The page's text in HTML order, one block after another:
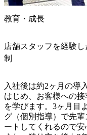
教育・成長
店舗スタッフを経験
制
入社後は約2ヶ月の導
はじめ、お客様への
を学びます。3ヶ月目
グ（個別指導）で先
ートしてくれるので安